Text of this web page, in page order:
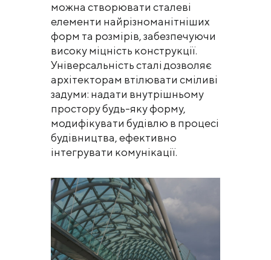
можна створювати сталеві
елементи найрізноманітніших
форм та розмірів, забезпечуючи
високу міцність конструкції.
Універсальність сталі дозволяє
архітекторам втілювати сміливі
задуми: надати внутрішньому
простору будь-яку форму,
модифікувати будівлю в процесі
будівництва, ефективно
інтегрувати комунікації.